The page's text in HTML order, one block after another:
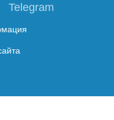
Telegram